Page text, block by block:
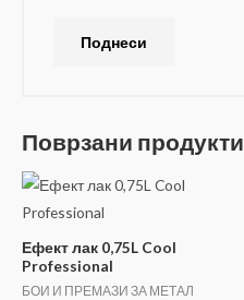
Поврзани продукти
Ефект лак 0,75L Cool
Professional
БОИ И ПРЕМАЗИ ЗА МЕТАЛ